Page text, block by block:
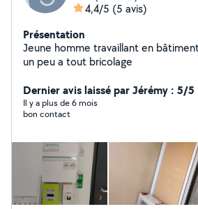
4,4/5 (5 avis)
Présentation
Jeune homme travaillant en
un peu a tout bricolage
Dernier avis laissé par Jérémy : 5/5
Il y a plus de 6 mois
bon contact